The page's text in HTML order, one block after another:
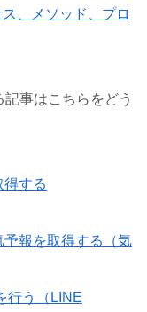
、メソッド、プロ
事はこちらをどう
得する
予報を取得する（気
行う（LINE